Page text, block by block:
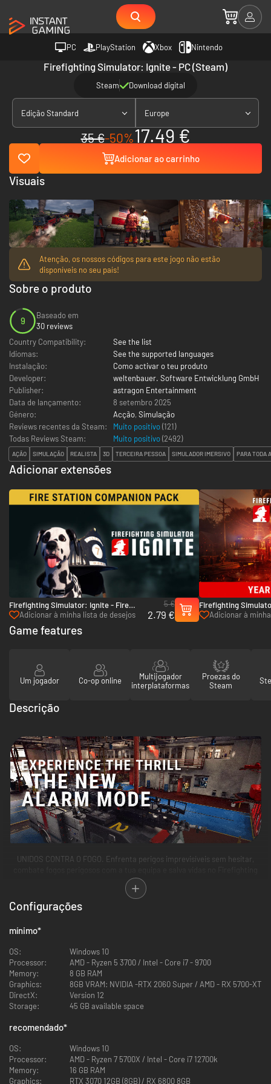
PC PlayStation Xbox Nintendo
Firefighting Simulator: Ignite - PC (Steam)
Steam Download digital
Edição Standard Europe
35 €-50%17.49 €
Adicionar ao carrinho
Atenção, os nossos códigos para este jogo não estão
disponíveis no seu país!
Sobre o produto
9
Baseado em
30 reviews
Country Compatibility:
See the list
Idiomas:
See the supported languages
Instalação:
Como activar o teu produto
Developer:
weltenbauer. Software Entwicklung GmbH
Publisher:
astragon Entertainment
Data de lançamento:
8 setembro 2025
Género:
Acção, Simulação
Reviews recentes da Steam:
Muito positivo(121)
Todas Reviews Steam:
Muito positivo(2492)
AÇÃO SIMULAÇÃO REALISTA 3D TERCEIRA PESSOA SIMULADOR IMERSIVO PARA TODA
Adicionar extensões
Firefighting Simulator: Ignite - Fire
Station Companion Pack - PC (Steam)
Adicionar à minha lista de desejos
5 €
2.79 €
Firefighting
Season Pass - PC
Adicionar à
Visuais
Game features
Um jogador Co-op online
Multijogador
interplataformas
Proezas do
Steam
Descrição
UNIDOS CONTRA O FOGO. Enfrenta perigos imprevisíveis sem hesitar,
Simulator: Ignite. Calça as botas de um bombeiro dos EUA numa grande
cidade do Centro-Oeste americano, onde todas as missões vão levar as
tuas capacidades ao limite. Descobre as emoções do combate aos
incêndios com uma qualidade visual surpreendente num modo
membros da tua equipa controlados por NPCs. Enfrenta chamas intensas
sistemas gráficos topo de gama graças ao Unreal Engine 5, e envolve-te
no combate a incêndios como nunca antes.
Configurações
mínimo*
OS:
Windows 10
Processor:
AMD - Ryzen 5 3700 / Intel - Core i7 - 9700
Memory:
8 GB RAM
Graphics:
8GB VRAM: NVIDIA -RTX 2060 Super / AMD - RX 5700-XT
DirectX:
Version 12
Storage:
45 GB available space
recomendado*
OS:
Windows 10
Processor:
AMD - Ryzen 7 5700X / Intel - Core i7 12700k
Memory:
16 GB RAM
Graphics:
RTX 3070 12GB (8GB) / RX 6800 8GB